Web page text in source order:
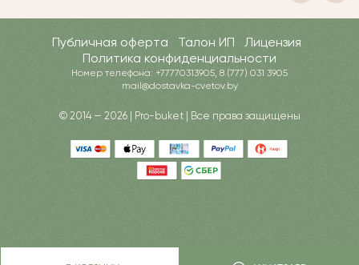
Публичная оферта Талон ИП
Лицензия
Политика конфиденциальности
Номер телефона: +77770313905, 8 (777) 031 3905
mail@dostavka-cvetov.by
© 2014 — 2026 | Pro-buket | Все права защищены